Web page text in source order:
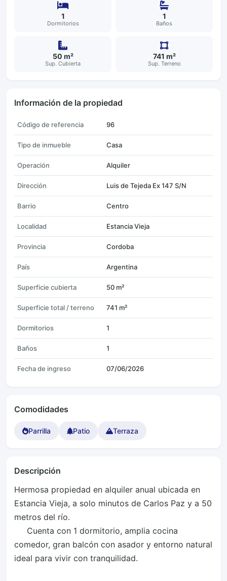
1
Dormitorios
1
Baños
50 m²
Sup. Cubierta
741 m²
Sup. Terreno
Información de la propiedad
Código de referencia 96
Tipo de inmueble Casa
Operación Alquiler
Dirección Luis de Tejeda Ex 147 S/N
Barrio Centro
Localidad Estancia Vieja
Provincia Cordoba
País Argentina
Superficie cubierta 50 m²
Superficie total / terreno 741 m²
Dormitorios 1
Baños 1
Fecha de ingreso 07/06/2026
Comodidades
Parrilla Patio Terraza
Descripción
Hermosa propiedad en alquiler anual ubicada en
Estancia Vieja, a solo minutos de Carlos Paz y a 50
metros del río.
comedor, gran balcón con asador y entorno natural
ideal para vivir con tranquilidad.